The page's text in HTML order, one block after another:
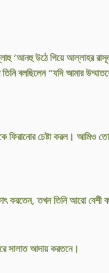
‘আনহু উঠে গিয়ে আল্লাহর
বলছিলেন “যদি আমার
চেষ্টা করল। আমিও
করতেন, তখন তিনি আরো বেশী
সালাত আদায় করতনে।